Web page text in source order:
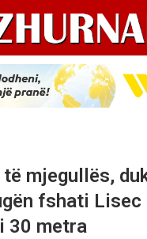
të mjegullës,
fshati Lisec
30 metra